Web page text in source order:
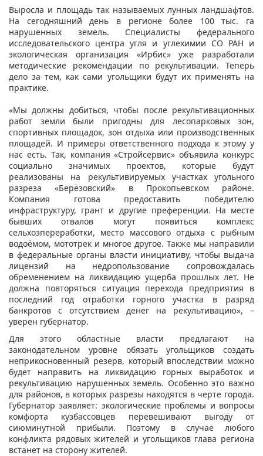
Выросла и площадь так называемых лунных ландшафтов.
На сегодняшний день в регионе более 100 тыс. га
нарушенных земель. Специалисты федерального
исследовательского центра угля и углехимии СО РАН и
экологическая организация «Ирбис» уже разработали
методические рекомендации по рекультивации. Теперь
дело за тем, как сами угольщики будут их применять на
практике.
«Мы должны добиться, чтобы после рекультивационных
работ земли были пригодны для лесопарковых зон,
спортивных площадок, зон отдыха или производственных
площадей. И примеры ответственного подхода к этому у
нас есть. Так, компания «Стройсервис» объявила конкурс
социально значимых проектов, которые будут
реализованы на рекультивируемых участках угольного
разреза «Берёзовский» в Прокопьевском районе.
Компания готова предоставить победителю
инфраструктуру, грант и другие преференции. На месте
бывших отвалов могут появиться комплекс
сельхозпереработки, место массового отдыха с рыбным
водоёмом, мототрек и многое другое. Также мы направили
в федеральные органы власти инициативу, чтобы выдача
лицензий на недропользование сопровождалась
обременением на ликвидацию ущерба прошлых лет. Не
должна повторяться ситуация перехода предприятия в
последний год отработки горного участка в разряд
банкротов с отсутствием денег на рекультивацию», –
уверен губернатор.
Для этого областные власти предлагают на
законодательном уровне обязать угольщиков создать
неприкосновенный резерв, который впоследствии можно
будет направить на ликвидацию горных выработок и
рекультивацию нарушенных земель. Особенно это важно
для районов, в которых разрезы находятся в черте города.
Губернатор заявляет: экологические проблемы и вопросы
комфорта кузбассовцев перевешивают выгоду от
сиюминутной прибыли. Поэтому в случае любого
конфликта рядовых жителей и угольщиков глава региона
встанет на сторону жителей.